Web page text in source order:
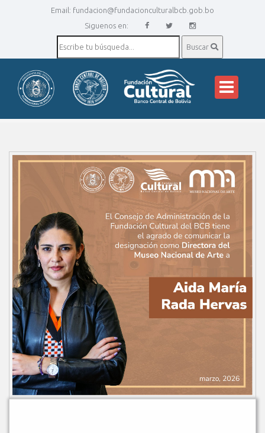
Email: fundacion@fundacionculturalbcb.gob.bo
Siguenos en:
Buscar